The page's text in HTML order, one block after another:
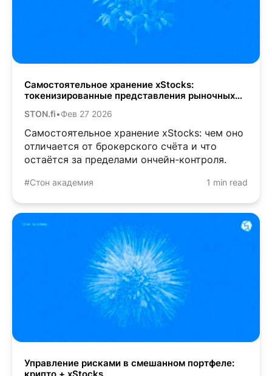
Самостоятельное хранение xStocks:
токенизированные представления рыночных
STON.fi•Фев 27 2026
Самостоятельное хранение xStocks: чем оно
отличается от брокерского счёта и что
остаётся за пределами ончейн-контроля.
#Стон академия 1 min read
Управление рисками в смешанном портфеле: